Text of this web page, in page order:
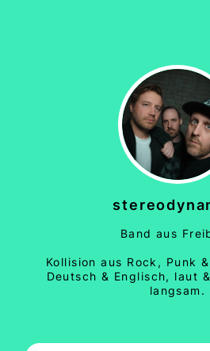
Band aus
Kollision aus Rock, Punk
Deutsch & Englisch, laut
langsam.